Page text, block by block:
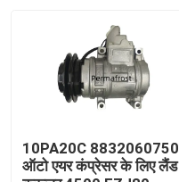
10PA20C 8832060750
ऑटो एयर कंप्रेसर के लिए लैंड